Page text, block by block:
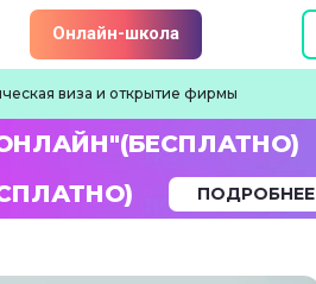
Онлайн-школа
виза и открытие фирмы
ПОДРОБНЕЕ